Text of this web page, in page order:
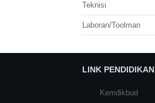
Teknisi
Laboran/Toolman
LINK PENDIDIKAN
Kemdikbud